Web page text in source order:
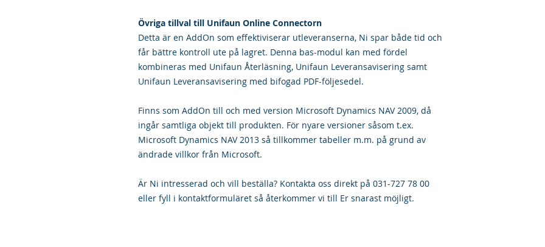
Övriga tillval till Unifaun Online Connectorn
Detta är en AddOn som effektiviserar utleveranserna, Ni spar både tid och
får bättre kontroll ute på lagret. Denna bas-modul kan med fördel
kombineras med Unifaun Återläsning, Unifaun Leveransavisering samt
Unifaun Leveransavisering med bifogad PDF-följesedel.
Finns som AddOn till och med version Microsoft Dynamics NAV 2009, då
ingår samtliga objekt till produkten. För nyare versioner såsom t.ex.
Microsoft Dynamics NAV 2013 så tillkommer tabeller m.m. på grund av
ändrade villkor från Microsoft.
Är Ni intresserad och vill beställa? Kontakta oss direkt på 031-727 78 00
eller fyll i kontaktformuläret så återkommer vi till Er snarast möjligt.